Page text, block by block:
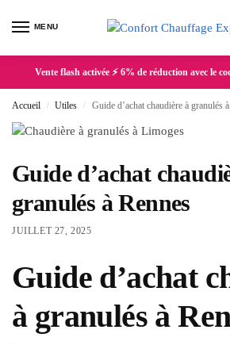
MENU
Vente flash activée ⚡ 6% de réduction avec le
Accueil / Utiles / Guide d’achat chaudière à granulés
Guide d’achat
granulés à Rennes
JUILLET 27, 2025
Guide d’achat
à granulés à